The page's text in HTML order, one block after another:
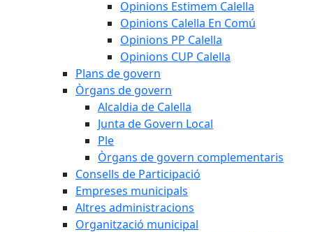
Opinions Estimem Calella
Opinions Calella En Comú
Opinions PP Calella
Opinions CUP Calella
Plans de govern
Òrgans de govern
Alcaldia de Calella
Junta de Govern Local
Ple
Òrgans de govern complementaris
Consells de Participació
Empreses municipals
Altres administracions
Organització municipal